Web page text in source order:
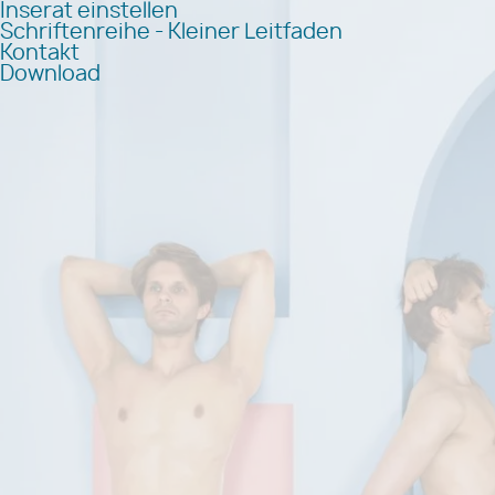
Inserat einstellen
Schriftenreihe - Kleiner Leitfaden
Kontakt
Download